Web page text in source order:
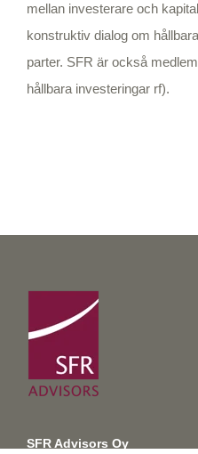
mellan investerare och
konstruktiv dialog om
parter. SFR är också
hållbara investeringar rf).
SFR Advisors Oy